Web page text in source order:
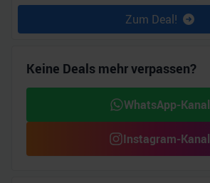
Zum Deal!
Keine Deals mehr verpassen?
WhatsApp-Kanal
Instagram-Kanal